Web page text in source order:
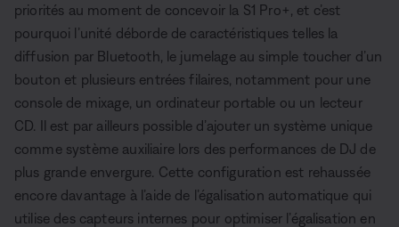
priorités au moment de concevoir la S1 Pro+, et c’est
pourquoi l’unité déborde de caractéristiques telles la
diffusion par Bluetooth, le jumelage au simple toucher d’un
bouton et plusieurs entrées filaires, notamment pour une
console de mixage, un ordinateur portable ou un lecteur
CD. Il est par ailleurs possible d’ajouter un système unique
comme système auxiliaire lors des performances de DJ de
plus grande envergure. Cette configuration est rehaussée
encore davantage à l’aide de l’égalisation automatique qui
utilise des capteurs internes pour optimiser l’égalisation en